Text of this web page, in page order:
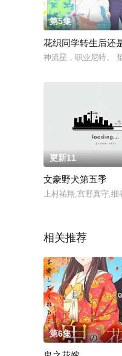
第5集
花织同学转生后还
神流星，职业尼特。
更新11
文豪野犬第五季
上村祐翔,宫野真守,
相关推荐
第6集